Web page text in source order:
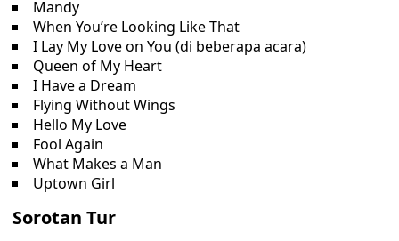
Mandy
When You’re Looking Like That
I Lay My Love on You (di beberapa acara)
Queen of My Heart
I Have a Dream
Flying Without Wings
Hello My Love
Fool Again
What Makes a Man
Uptown Girl
Sorotan Tur